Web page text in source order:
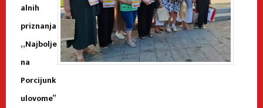
alnih
priznanja
„Najbolje
na
Porcijunk
ulovome”